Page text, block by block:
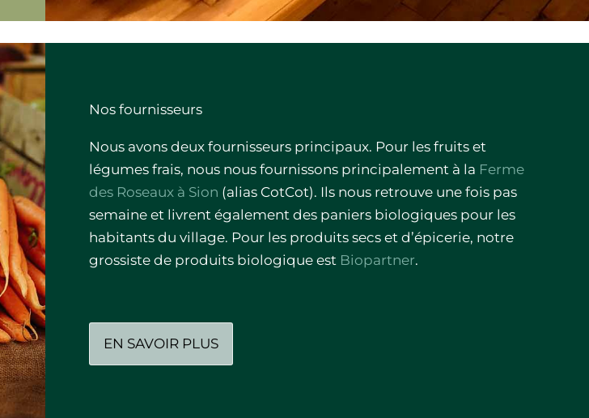
Nos fournisseurs
Nous avons deux fournisseurs principaux. Pour les fruits et
légumes frais, nous nous fournissons principalement à la Ferme
des Roseaux à Sion (alias CotCot). Ils nous retrouve une fois pas
semaine et livrent également des paniers biologiques pour les
habitants du village. Pour les produits secs et d’épicerie, notre
grossiste de produits biologique est Biopartner.
EN SAVOIR PLUS